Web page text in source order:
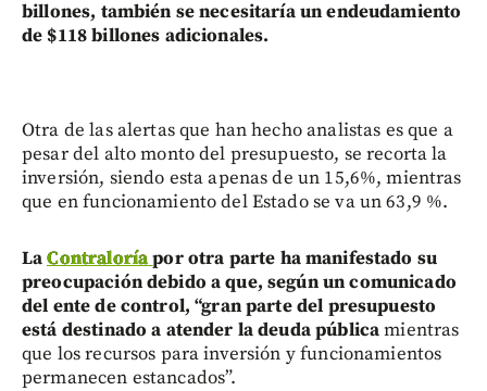
billones, también se necesitaría un endeudamiento
de $118 billones adicionales.
Otra de las alertas que han hecho analistas es que a
pesar del alto monto del presupuesto, se recorta la
inversión, siendo esta apenas de un 15,6%, mientras
que en funcionamiento del Estado se va un 63,9 %.
LaContraloríapor otra parte ha manifestado su
preocupación debido a que, según un comunicado
del ente de control, “gran parte del presupuesto
está destinado a atender la deuda públicamientras
que los recursos para inversión y funcionamientos
permanecen estancados”.